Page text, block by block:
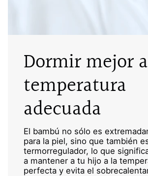
Dormir mejor
temperatura
adecuada
El bambú no sólo es
para la piel, sino que también
termorregulador, lo que
a mantener a tu hijo a la
perfecta y evita el